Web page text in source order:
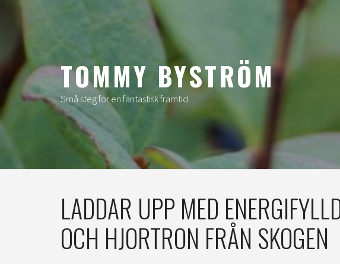
Hoppa
innehåll
TOMMY BYSTRÖM
Små steg för en fantastisk framtid
LADDAR UPP MED
OCH HJORTRON FRÅN SKOGEN